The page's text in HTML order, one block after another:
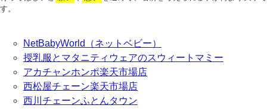
す。
NetBabyWorld（ネットベビー）
授乳服とマタニティウェアのスウィートマミー
アカチャンホンポ楽天市場店
西松屋チェーン楽天市場店
西川チェーンふとんタウン